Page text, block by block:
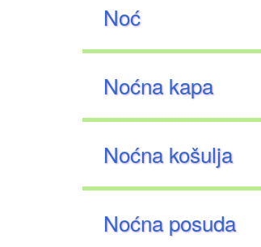
Noć
Noćna kapa
Noćna košulja
Noćna posuda